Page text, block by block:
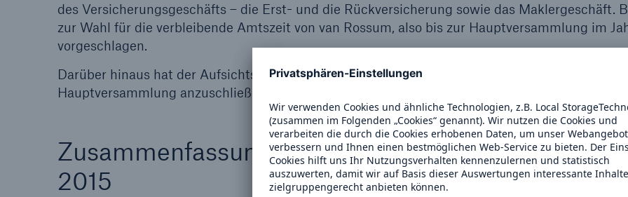
des Versicherungsgeschäfts – die Erst- und die Rückversicherung sowie das Maklergeschäft.
zur Wahl für die verbleibende Amtszeit von van Rossum, also bis zur Hauptversammlung im
vorgeschlagen.
Darüber hinaus hat der Aufsichtsrat beschlossen, sich dem Dividendenvorschlag des
Hauptversammlung anzuschließen.
Zusammenfassung der Zahlen des
2015